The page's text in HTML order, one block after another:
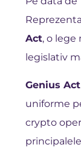
Act, o lege
legislativ
Genius Act
uniforme
crypto